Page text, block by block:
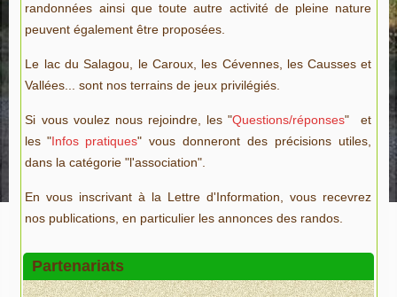
randonnées ainsi que toute autre activité de pleine nature
peuvent également être proposées.
Le lac du Salagou, le Caroux, les Cévennes, les Causses et
Vallées... sont nos terrains de jeux privilégiés.
Si vous voulez nous rejoindre, les "Questions/réponses" et
les "Infos pratiques" vous donneront des précisions utiles,
dans la catégorie "l'association".
En vous inscrivant à la Lettre d'Information, vous recevrez
nos publications, en particulier les annonces des randos.
Partenariats